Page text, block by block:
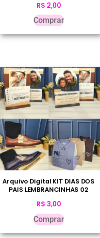
R$ 2,00
Comprar
Arquivo Digital KIT DIAS DOS
PAIS LEMBRANCINHAS 02
R$ 3,00
Comprar